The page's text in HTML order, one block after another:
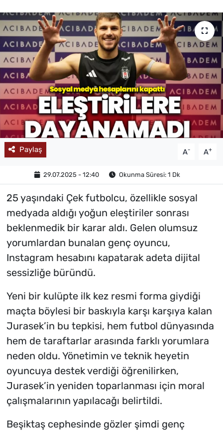
Paylaş A- A+
29.07.2025 - 12:40 Okunma Süresi: 1 Dk
25 yaşındaki Çek futbolcu, özellikle sosyal
medyada aldığı yoğun eleştiriler sonrası
beklenmedik bir karar aldı. Gelen olumsuz
yorumlardan bunalan genç oyuncu,
Instagram hesabını kapatarak adeta dijital
sessizliğe büründü.
Yeni bir kulüpte ilk kez resmi forma giydiği
maçta böylesi bir baskıyla karşı karşıya kalan
Jurasek’in bu tepkisi, hem futbol dünyasında
hem de taraftarlar arasında farklı yorumlara
neden oldu. Yönetimin ve teknik heyetin
oyuncuya destek verdiği öğrenilirken,
Jurasek’in yeniden toparlanması için moral
çalışmalarının yapılacağı belirtildi.
Beşiktaş cephesinde gözler şimdi genç